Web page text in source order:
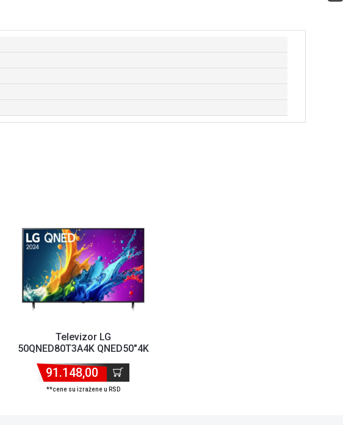
Televizor LG
50QNED80T3A4K QNED50"4K
( '...
91.148,00
**cene su izražene u RSD